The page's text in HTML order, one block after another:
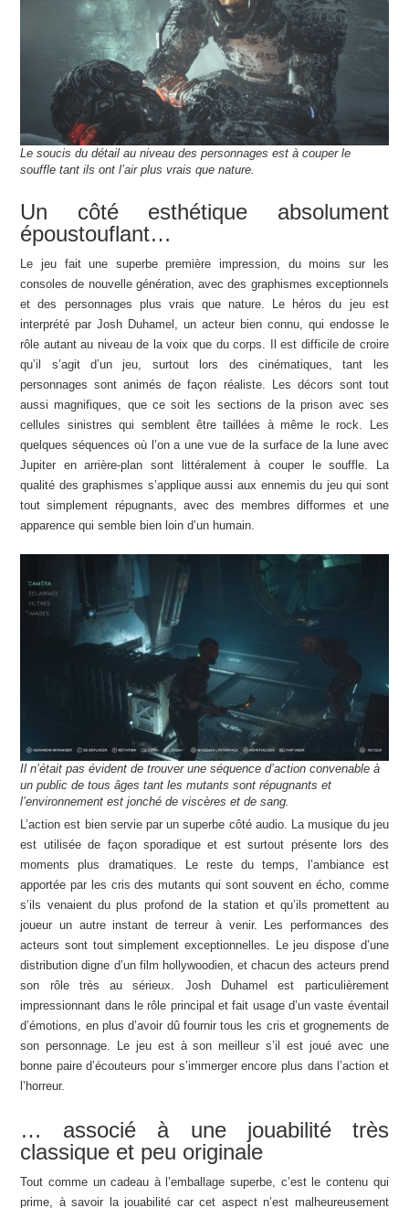
Le soucis du détail au niveau des personnages est à couper le
souffle tant ils ont l’air plus vrais que nature.
Un côté esthétique absolument
époustouflant…
Le jeu fait une superbe première impression, du moins sur les
consoles de nouvelle génération, avec des graphismes exceptionnels
et des personnages plus vrais que nature. Le héros du jeu est
interprété par Josh Duhamel, un acteur bien connu, qui endosse le
rôle autant au niveau de la voix que du corps. Il est difficile de croire
qu’il s’agit d’un jeu, surtout lors des cinématiques, tant les
personnages sont animés de façon réaliste. Les décors sont tout
aussi magnifiques, que ce soit les sections de la prison avec ses
cellules sinistres qui semblent être taillées à même le rock. Les
quelques séquences où l’on a une vue de la surface de la lune avec
Jupiter en arrière-plan sont littéralement à couper le souffle. La
qualité des graphismes s’applique aussi aux ennemis du jeu qui sont
tout simplement répugnants, avec des membres difformes et une
apparence qui semble bien loin d’un humain.
Il n’était pas évident de trouver une séquence d’action convenable à
un public de tous âges tant les mutants sont répugnants et
l’environnement est jonché de viscères et de sang.
L’action est bien servie par un superbe côté audio. La musique du jeu
est utilisée de façon sporadique et est surtout présente lors des
moments plus dramatiques. Le reste du temps, l’ambiance est
apportée par les cris des mutants qui sont souvent en écho, comme
s’ils venaient du plus profond de la station et qu’ils promettent au
joueur un autre instant de terreur à venir. Les performances des
acteurs sont tout simplement exceptionnelles. Le jeu dispose d’une
distribution digne d’un film hollywoodien, et chacun des acteurs prend
son rôle très au sérieux. Josh Duhamel est particulièrement
impressionnant dans le rôle principal et fait usage d’un vaste éventail
d’émotions, en plus d’avoir dû fournir tous les cris et grognements de
son personnage. Le jeu est à son meilleur s’il est joué avec une
bonne paire d’écouteurs pour s’immerger encore plus dans l’action et
l’horreur.
… associé à une jouabilité très
classique et peu originale
Tout comme un cadeau à l’emballage superbe, c’est le contenu qui
prime, à savoir la jouabilité car cet aspect n’est malheureusement